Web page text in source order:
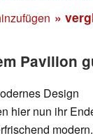
»
Pavilion
Design
hier nun ihr
modern.